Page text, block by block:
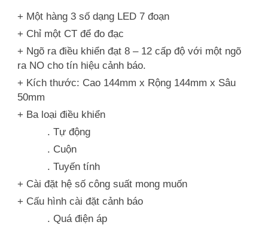
+ Một hàng 3 số dạng LED 7 đoạn
+ Chỉ một CT để đo đạc
+ Ngõ ra điều khiển đạt 8 – 12 cấp độ với một ngõ
ra NO cho tín hiệu cảnh báo.
+ Kích thước: Cao 144mm x Rộng 144mm x Sâu
50mm
+ Ba loại điều khiển
. Tự động
. Cuộn
. Tuyến tính
+ Cài đặt hệ số công suất mong muốn
+ Cấu hình cài đặt cảnh báo
. Quá điện áp